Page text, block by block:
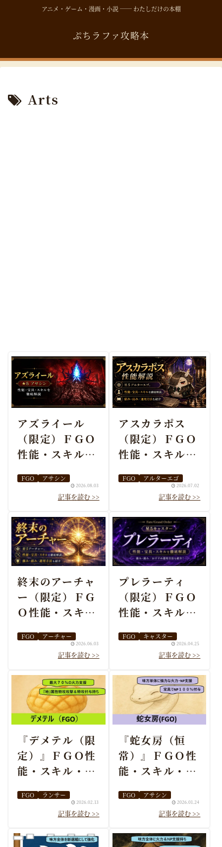
アニメ・ゲーム・漫画・小説 ── わたしだけの本棚
ぷちラファ攻略本
Arts
アズライール
（限定）ＦＧＯ
性能・スキル・
べきかまとめ2026.08.03
FGO アサシン
アスカラポス
（限定）ＦＧＯ
性能・スキル・
べきかまとめ2026.07.02
FGO アルターエゴ
終末のアーチャ
ー（限定）ＦＧ
Ｏ性能・スキ
成まとめ
2026.06.03
FGO アーチャー
プレラーティ
（限定）ＦＧＯ
性能・スキル・
とめ
2026.04.25
FGO キャスター
『デメテル（限
定）』ＦＧＯ性
能・スキル・お
め
2026.02.13
FGO ランサー
『蛇女房（恒
常）』ＦＧＯ性
能・スキル・お
め
2026.01.24
FGO アサシン